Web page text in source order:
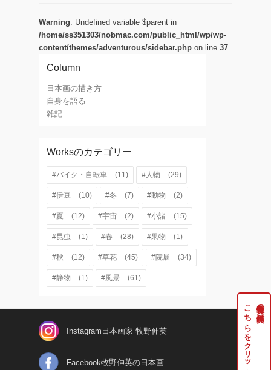
Warning: Undefined variable $parent in
/home/ss351303/nobmac.com/public_html/wp/wp-
content/themes/adventurous/sidebar.php on line 37
Column
日本画の描き方
自身を語る
雑記
Worksのカテゴリー
#バイク・自転車 (11) #人物 (29)
#伊豆 (10) #冬 (7) #動物 (2)
#夏 (12) #宇宙 (2) #小諸 (15)
#昆虫 (1) #春 (28) #果物 (1)
#秋 (12) #草花 (45) #院展 (34)
#静物 (1) #風景 (61)
牧野伸英の実作品は
こちらをクリック
Instagram日本画家 牧野伸英
Facebook牧野伸英の日本画